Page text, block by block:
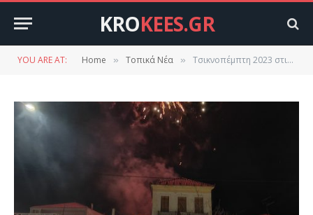
KROKEES.GR
YOU ARE AT: Home » Τοπικά Νέα » Τσικνοπέμπτη 2023 στις Κροκεές.(βίντεο- φωτογραφίες)